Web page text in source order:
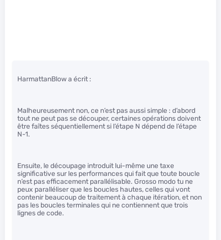
HarmattanBlow a écrit :
Malheureusement non, ce n’est pas aussi simple : d’abord
tout ne peut pas se découper, certaines opérations doivent
être faîtes séquentiellement si l’étape N dépend de l’étape
N-1.
Ensuite, le découpage introduit lui-même une taxe
significative sur les performances qui fait que toute boucle
n’est pas efficacement parallélisable. Grosso modo tu ne
peux paralléliser que les boucles hautes, celles qui vont
contenir beaucoup de traitement à chaque itération, et non
pas les boucles terminales qui ne contiennent que trois
lignes de code.